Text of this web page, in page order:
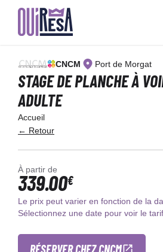
contenu
principal
CNCM Port de Morgat
STAGE DE PLANCHE À
ADULTE
Accueil
← Retour
À partir de
339.00€
Le prix peut varier en fonction de la
Sélectionnez une date pour voir le
RÉSERVER CHEZ CNCM